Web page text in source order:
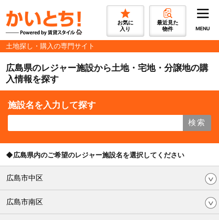
お気に
入り
最近見た
物件
MENU
土地探し・購入の専門サイト
広島県のレジャー施設から土地・宅地・分譲地の購
入情報を探す
施設名を入力して探す
検索
◆広島県内のご希望のレジャー施設名を選択してください
広島市中区
広島市南区